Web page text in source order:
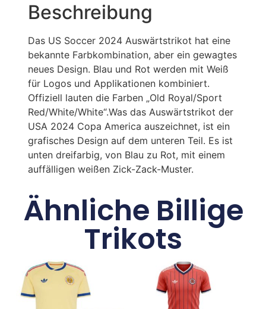
Beschreibung
Das US Soccer 2024 Auswärtstrikot hat eine
bekannte Farbkombination, aber ein gewagtes
neues Design. Blau und Rot werden mit Weiß
für Logos und Applikationen kombiniert.
Offiziell lauten die Farben „Old Royal/Sport
Red/White/White“.Was das Auswärtstrikot der
USA 2024 Copa America auszeichnet, ist ein
grafisches Design auf dem unteren Teil. Es ist
unten dreifarbig, von Blau zu Rot, mit einem
auffälligen weißen Zick-Zack-Muster.
Ähnliche Billige
Trikots